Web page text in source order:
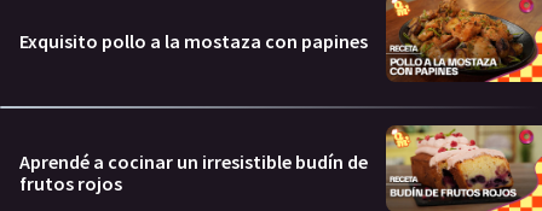
Exquisito pollo a la mostaza con papines
Aprendé a cocinar un irresistible budín de
frutos rojos